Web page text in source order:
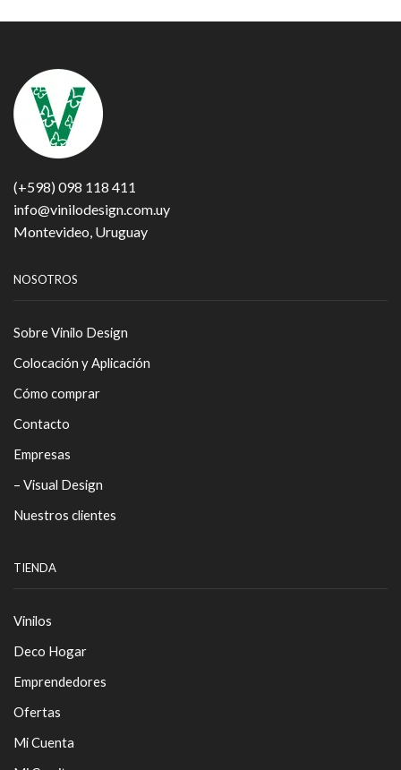
(+598) 098 118 411
info@vinilodesign.com.uy
Montevideo, Uruguay
NOSOTROS
Sobre Vinilo Design
Colocación y Aplicación
Cómo comprar
Contacto
Empresas
– Visual Design
Nuestros clientes
TIENDA
Vinilos
Deco Hogar
Emprendedores
Ofertas
Mi Cuenta